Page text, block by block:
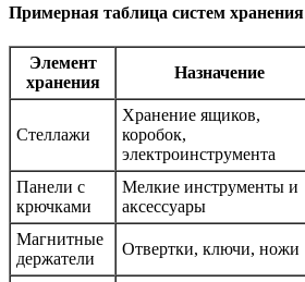
Примерная таблица систем хранения
Элемент
хранения
Назначение
Стеллажи
Хранение ящиков,
коробок,
электроинструмента
Панели с
крючками
Мелкие инструменты и
аксессуары
Магнитные
держатели
Отвертки, ключи, ножи